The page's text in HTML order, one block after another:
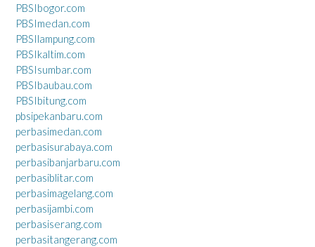
PBSIbogor.com
PBSImedan.com
PBSIlampung.com
PBSIkaltim.com
PBSIsumbar.com
PBSIbaubau.com
PBSIbitung.com
pbsipekanbaru.com
perbasimedan.com
perbasisurabaya.com
perbasibanjarbaru.com
perbasiblitar.com
perbasimagelang.com
perbasijambi.com
perbasiserang.com
perbasitangerang.com